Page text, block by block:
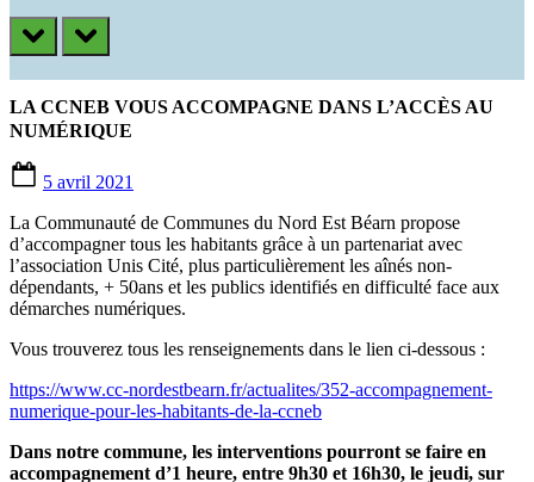
prev next
LA CCNEB VOUS ACCOMPAGNE DANS L’ACCÈS AU
NUMÉRIQUE
on
5 avril 2021
La Communauté de Communes du Nord Est Béarn propose
d’accompagner tous les habitants grâce à un partenariat avec
l’association Unis Cité, plus particulièrement les aînés non-
dépendants, + 50ans et les publics identifiés en difficulté face aux
démarches numériques.
Vous trouverez tous les renseignements dans le lien ci-dessous :
https://www.cc-nordestbearn.fr/actualites/352-accompagnement-
numerique-pour-les-habitants-de-la-ccneb
Dans notre commune, les interventions pourront se faire en
accompagnement d’1 heure, entre 9h30 et 16h30, le jeudi, sur